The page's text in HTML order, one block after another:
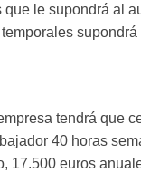
le supondrá al
supondrá
tendrá que
40 horas
17.500 euros